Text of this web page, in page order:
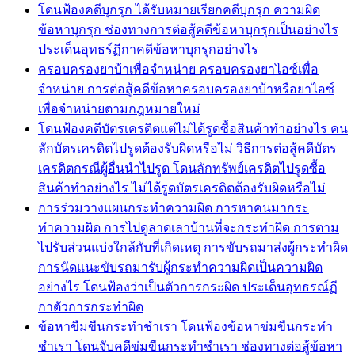
โดนฟ้องคดีบุกรุก ได้รับหมายเรียกคดีบุกรุก ความผิด
ข้อหาบุกรุก ช่องทางการต่อสู้คดีข้อหาบุกรุกเป็นอย่างไร
ประเด็นอุทธร์ฏีกาคดีข้อหาบุกรุกอย่างไร
ครอบครองยาบ้าเพื่อจำหน่าย ครอบครองยาไอซ์เพื่อ
จำหน่าย การต่อสู้คดีข้อหาครอบครองยาบ้าหรือยาไอซ์
เพื่อจำหน่ายตามกฎหมายใหม่
โดนฟ้องคดีบัตรเครดิตแต่ไม่ได้รูดซื้อสินค้าทำอย่างไร คน
ลักบัตรเครดิตไปรูดต้องรับผิดหรือไม่ วิธีการต่อสู้คดีบัตร
เครดิตกรณีผู้อื่นนำไปรูด โดนลักทรัพย์เครดิตไปรูดซื้อ
สินค้าทำอย่างไร ไม่ได้รูดบัตรเครดิตต้องรับผิดหรือไม่
การร่วมวางแผนกระทำความผิด การหาคนมากระ
ทำความผิด การไปดูลาดเลาบ้านที่จะกระทำผิด การตาม
ไปรับส่วนแบ่งใกล้กับที่เกิดเหตุ การขับรถมาส่งผู้กระทำผิด
การนัดแนะขับรถมารับผู้กระทำความผิดเป็นความผิด
อย่างไร โดนฟ้องว่าเป็นตัวการกระผิด ประเด็นอุทธรณ์ฏี
กาตัวการกระทำผิด
ข้อหาขืมขืนกระทำชำเรา โดนฟ้องข้อหาข่มขืนกระทำ
ชำเรา โดนจับคดีข่มขืนกระทำชำเรา ช่องทางต่อสู้ข้อหา